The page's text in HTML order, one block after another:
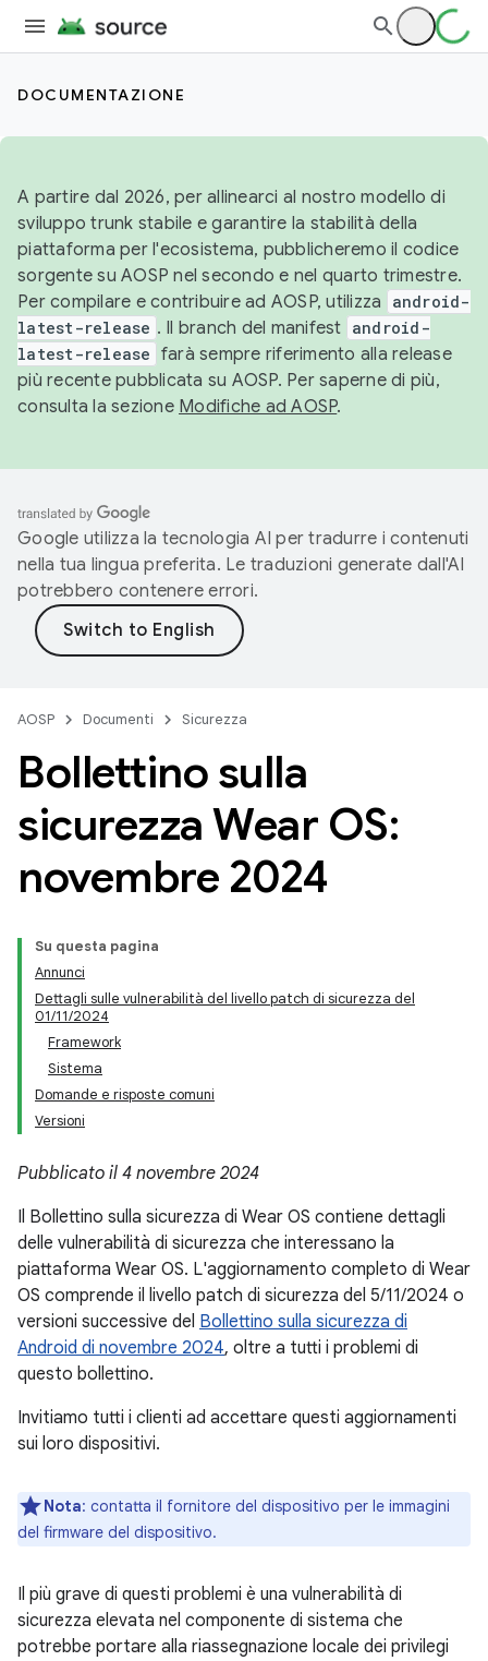
DOCUMENTAZIONE
A partire dal 2026, per allinearci al nostro modello di
sviluppo trunk stabile e garantire la stabilità della
piattaforma per l'ecosistema, pubblicheremo il codice
sorgente su AOSP nel secondo e nel quarto trimestre.
Per compilare e contribuire ad AOSP, utilizza
android-
latest-release . Il branch del manifest android-
latest-release farà sempre riferimento alla release
più recente pubblicata su AOSP. Per saperne di più,
consulta la sezione Modifiche ad AOSP.
Google utilizza la tecnologia AI per tradurre i contenuti
nella tua lingua preferita. Le traduzioni generate dall'AI
potrebbero contenere errori.
AOSP Documenti Sicurezza
Bollettino sulla
sicurezza Wear OS:
novembre 2024
Su questa pagina
Annunci
Dettagli sulle vulnerabilità del livello patch di sicurezza del
01/11/2024
Framework
Sistema
Domande e risposte comuni
Versioni
Pubblicato il 4 novembre 2024
Il Bollettino sulla sicurezza di Wear OS contiene dettagli
delle vulnerabilità di sicurezza che interessano la
piattaforma Wear OS. L'aggiornamento completo di Wear
OS comprende il livello patch di sicurezza del 5/11/2024 o
versioni successive del Bollettino sulla sicurezza di
Android di novembre 2024, oltre a tutti i problemi di
questo bollettino.
Invitiamo tutti i clienti ad accettare questi aggiornamenti
sui loro dispositivi.
Nota: contatta il fornitore del dispositivo per le immagini
del firmware del dispositivo.
Il più grave di questi problemi è una vulnerabilità di
sicurezza elevata nel componente di sistema che
potrebbe portare alla riassegnazione locale dei privilegi